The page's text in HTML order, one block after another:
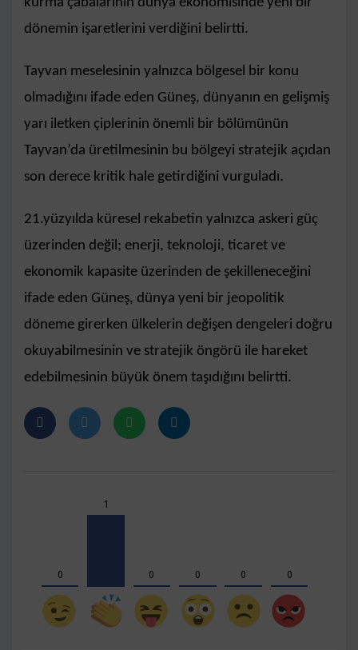
dönemin işaretlerini verdiğini belirtti.
Tayvan meselesinin yalnızca bölgesel bir konu
olmadığını ifade eden Güneş, dünyanın en gelişmiş
yarı iletken çiplerinin önemli bir bölümünün
Tayvan’da üretilmesinin bu bölgeyi stratejik açıdan
son derece kritik hale getirdiğini vurguladı.
21.yüzyılda küresel rekabetin yalnızca askeri güç
üzerinden değil; enerji, teknoloji, ticaret ve
ekonomik kapasite üzerinden de şekilleneceğini
ifade eden Güneş, dünya yeni bir jeopolitik
döneme girerken ülkelerin değişen dengeleri doğru
okuyabilmesinin ve stratejik öngörü ile hareket
edebilmesinin büyük önem taşıdığını belirtti.
0
1
0 0 0 0